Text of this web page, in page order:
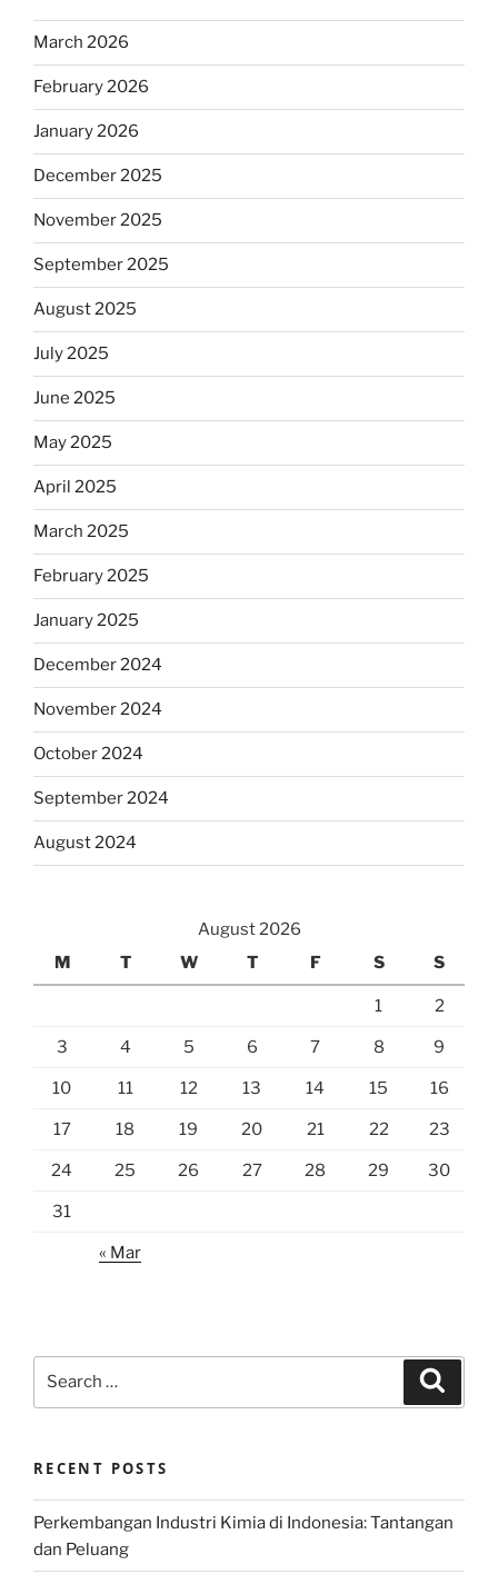
March 2026
February 2026
January 2026
December 2025
November 2025
September 2025
August 2025
July 2025
June 2025
May 2025
April 2025
March 2025
February 2025
January 2025
December 2024
November 2024
October 2024
September 2024
August 2024
August 2026
M
T W T F S S
1 2
3 4 5 6 7 8 9
10 11 12 13 14 15 16
17 18 19 20 21 22 23
24 25 26 27 28 29 30
31
« Mar
RECENT POSTS
Perkembangan Industri Kimia di Indonesia: Tantangan
dan Peluang